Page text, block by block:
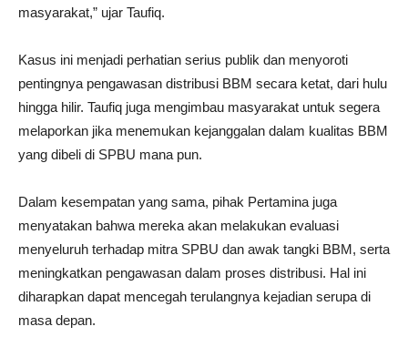
masyarakat,” ujar Taufiq.
Kasus ini menjadi perhatian serius publik dan menyoroti
pentingnya pengawasan distribusi BBM secara ketat, dari hulu
hingga hilir. Taufiq juga mengimbau masyarakat untuk segera
melaporkan jika menemukan kejanggalan dalam kualitas BBM
yang dibeli di SPBU mana pun.
Dalam kesempatan yang sama, pihak Pertamina juga
menyatakan bahwa mereka akan melakukan evaluasi
menyeluruh terhadap mitra SPBU dan awak tangki BBM, serta
meningkatkan pengawasan dalam proses distribusi. Hal ini
diharapkan dapat mencegah terulangnya kejadian serupa di
masa depan.